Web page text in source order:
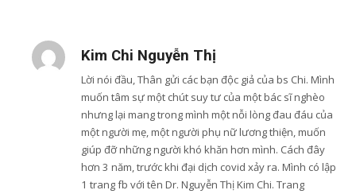
Kim Chi Nguyễn Thị
Lời nói đầu, Thân gửi các bạn độc giả của bs Chi. Mình
muốn tâm sự một chút suy tư của một bác sĩ nghèo
nhưng lại mang trong mình một nỗi lòng đau đáu của
một người mẹ, một người phụ nữ lương thiện, muốn
giúp đỡ những người khó khăn hơn mình. Cách đây
hơn 3 năm, trước khi đại dịch covid xảy ra. Mình có lập
1 trang fb với tên Dr. Nguyễn Thị Kim Chi. Trang